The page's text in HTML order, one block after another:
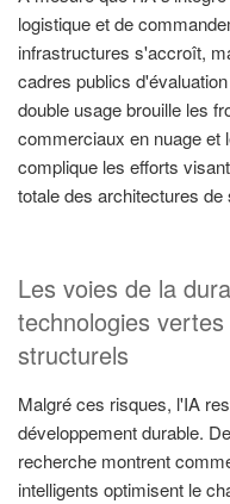
logistique et de
infrastructures s'accroît,
cadres publics
double usage brouille les
commerciaux en nuage et
complique les efforts
totale des architectures
Les voies de la
technologies
structurels
Malgré ces risques, l'IA
développement durable.
recherche montrent
intelligents optimisent le